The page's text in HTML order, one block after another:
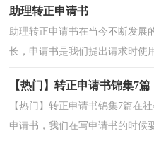
助理转正申请书
助理转正申请书在当今不断发展
长，申请书是我们提出请求时使
【热门】转正申请书锦集7篇
【热门】转正申请书锦集7篇在
申请书，我们在写申请书的时候